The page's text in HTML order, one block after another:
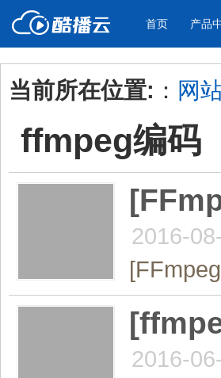
首页 产品
产品与新功能
视频加密防下载防录屏
教学课程全终端视频加密
防下载/防盗录/防录屏/防篡改
应用场景
企业宣传
当前所在位置: ： 网
ffmpeg编码
2016-
2016-